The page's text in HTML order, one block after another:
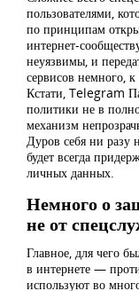
пользователями,
по принципам
интернет-
неуязвимы, и
сервисов немного,
Кстати, Telegram
политики не в
механизм
Дуров себя ни разу
будет всегда
личных данных.
Немного о
не от
Главное, для чего
в интернете —
используют во